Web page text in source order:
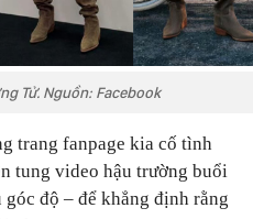
Tử. Nguồn: Facebook
trang fanpage kia cố tình
tung video hậu trường buổi
độ – để khẳng định rằng